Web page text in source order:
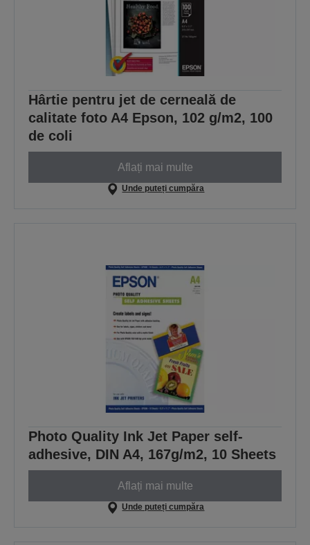
Hârtie pentru jet de cerneală de
calitate foto A4 Epson, 102 g/m2, 100
de coli
Aflați mai multe
Unde puteți cumpăra
Photo Quality Ink Jet Paper self-
adhesive, DIN A4, 167g/m2, 10 Sheets
Aflați mai multe
Unde puteți cumpăra